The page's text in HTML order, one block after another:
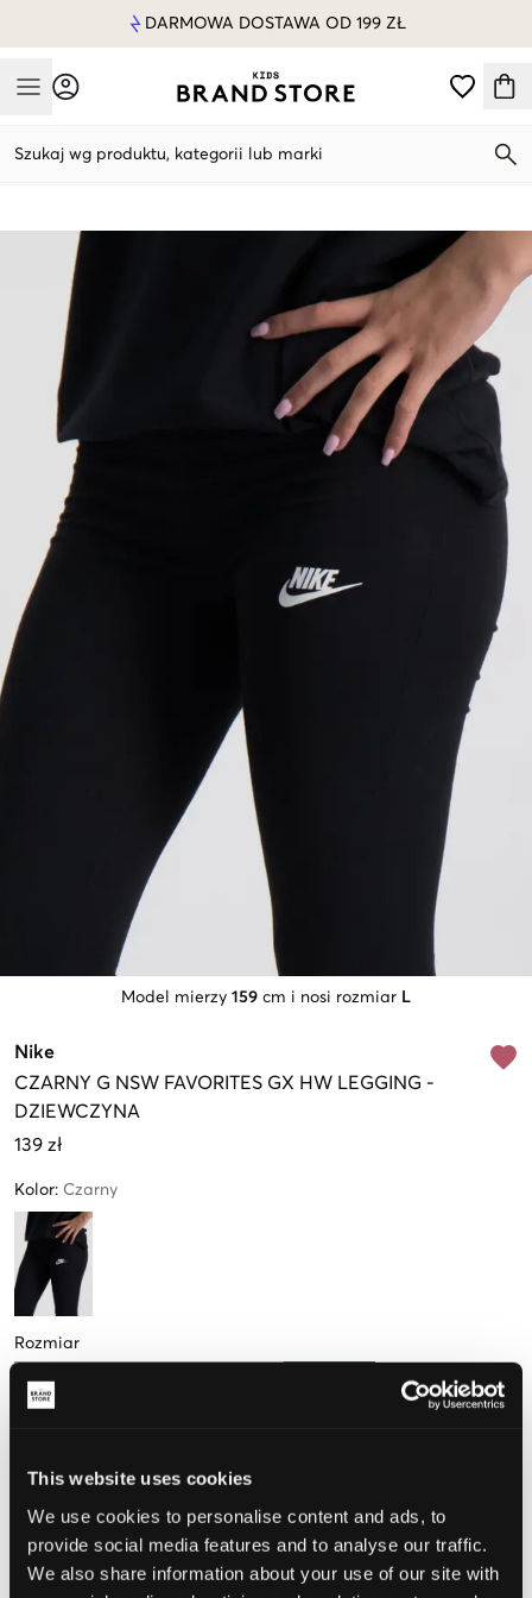
This website uses cookies
We use cookies to personalise content and ads, to
provide social media features and to analyse our traffic.
We also share information about your use of our site with
DARMOWA DOSTAWA OD 199 ZŁ
Mobile Menu
Szukaj wg produktu, kategorii lub marki
Model mierzy 159 cm i nosi rozmiar L
Nike
CZARNY G NSW FAVORITES GX HW LEGGING -
DZIEWCZYNA
139 zł
Kolor: Czarny
Rozmiar
128-137cm
Mały Idealny Duży